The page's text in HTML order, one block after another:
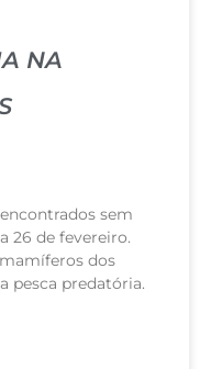
NA
sem
26 de fevereiro.
dos
pesca predatória.